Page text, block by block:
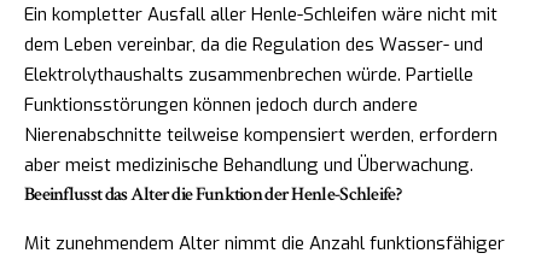
Ein kompletter Ausfall aller Henle-Schleifen wäre nicht mit
dem Leben vereinbar, da die Regulation des Wasser- und
Elektrolythaushalts zusammenbrechen würde. Partielle
Funktionsstörungen können jedoch durch andere
Nierenabschnitte teilweise kompensiert werden, erfordern
aber meist medizinische Behandlung und Überwachung.
Beeinflusst das Alter die Funktion der Henle-Schleife?
Mit zunehmendem Alter nimmt die Anzahl funktionsfähiger